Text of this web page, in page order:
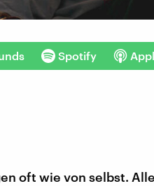
Spotify
oft wie von selbst.